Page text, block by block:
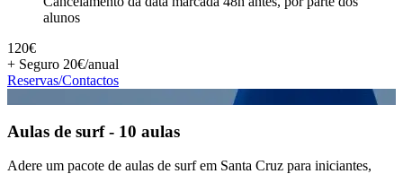
alunos
120€
+ Seguro 20€/anual
Reservas/Contactos
Aulas de surf - 10 aulas
Adere um pacote de aulas de surf em Santa Cruz para iniciantes,